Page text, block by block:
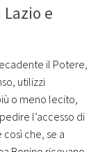
e
il Potere,
utilizzi
o meno lecito,
l’accesso di
che, se a